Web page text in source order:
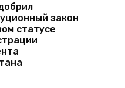
закон
статусе